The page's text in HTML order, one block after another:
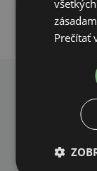
Prečítať